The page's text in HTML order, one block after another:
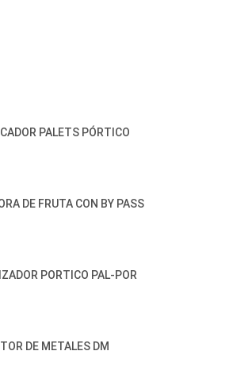
PALETS PÓRTICO
DE FRUTA CON BY PASS
PORTICO PAL-POR
DE METALES DM